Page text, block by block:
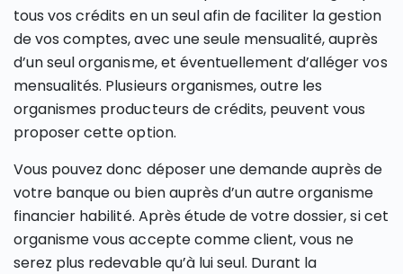
tous vos crédits en un seul afin de faciliter la gestion
de vos comptes, avec une seule mensualité, auprès
d’un seul organisme, et éventuellement d’alléger vos
mensualités. Plusieurs organismes, outre les
organismes producteurs de crédits, peuvent vous
proposer cette option.
Vous pouvez donc déposer une demande auprès de
votre banque ou bien auprès d’un autre organisme
financier habilité. Après étude de votre dossier, si cet
organisme vous accepte comme client, vous ne
serez plus redevable qu’à lui seul. Durant la